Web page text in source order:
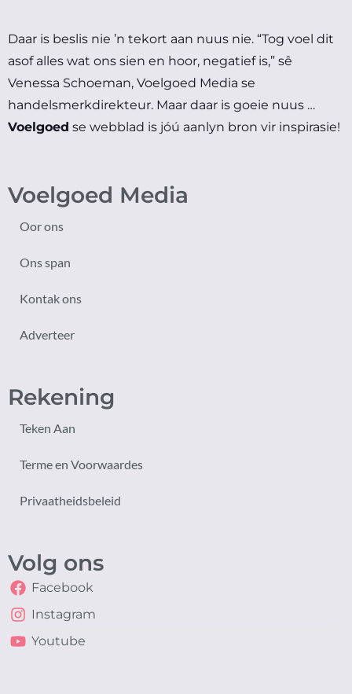
Daar is beslis nie ’n tekort aan nuus nie. “Tog voel dit
asof alles wat ons sien en hoor, negatief is,” sê
Venessa Schoeman, Voelgoed Media se
handelsmerkdirekteur. Maar daar is goeie nuus …
Voelgoed se webblad is jóú aanlyn bron vir inspirasie!
Voelgoed Media
Oor ons
Ons span
Kontak ons
Adverteer
Rekening
Teken Aan
Terme en Voorwaardes
Privaatheidsbeleid
Volg ons
Facebook
Instagram
Youtube